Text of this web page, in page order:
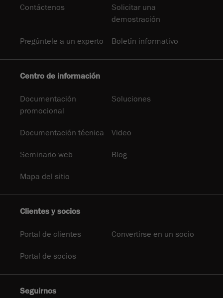
Contáctenos
Solicitar una
demostración
Pregúntele a un experto Boletín informativo
Centro de información
Documentación
promocional
Soluciones
Documentación técnica Video
Seminario web Blog
Mapa del sitio
Clientes y socios
Portal de clientes Convertirse en un socio
Portal de socios
Seguirnos